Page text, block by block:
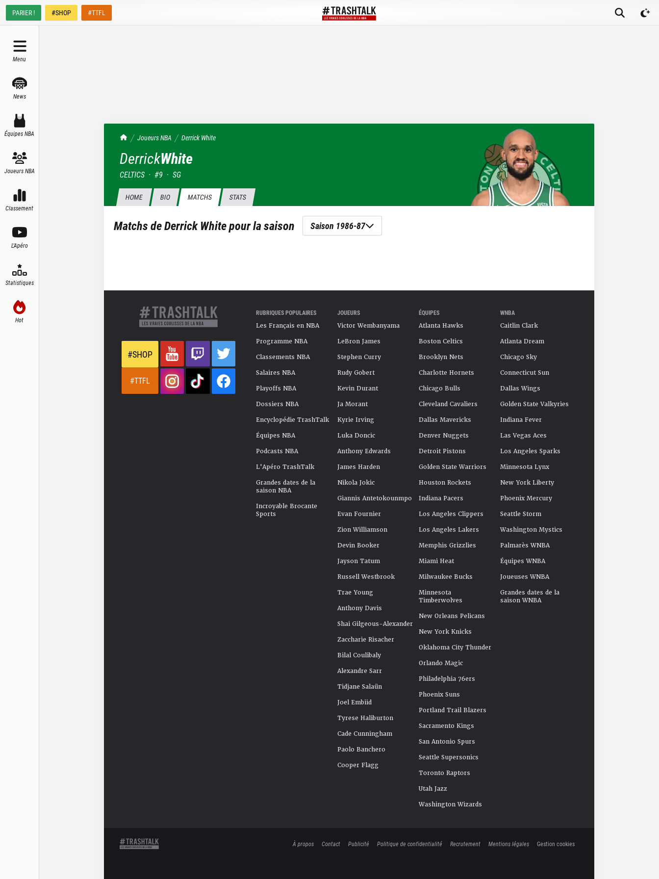
PARIER ! #SHOP #TTFL
Menu
News
Équipes NBA
Joueurs NBA
Classement
L'Apéro
Statistiques
Hot
TrashTalk Actu NBA
Joueurs NBA Derrick White
DerrickWhite
CELTICS · #9 · SG
HOME BIO MATCHS STATS
Matchs deDerrick Whitepour la saison Saison 1986-87
#SHOP
#TTFL
RUBRIQUES POPULAIRES
Les Français en NBA
Programme NBA
Classements NBA
Salaires NBA
Playoffs NBA
Dossiers NBA
Encyclopédie TrashTalk
Équipes NBA
Podcasts NBA
L'Apéro TrashTalk
Grandes dates de la
saison NBA
Incroyable Brocante
Sports
JOUEURS
Victor Wembanyama
LeBron James
Stephen Curry
Rudy Gobert
Kevin Durant
Ja Morant
Kyrie Irving
Luka Doncic
Anthony Edwards
James Harden
Nikola Jokic
Giannis Antetokounmpo
Evan Fournier
Zion Williamson
Devin Booker
Jayson Tatum
Russell Westbrook
Trae Young
Anthony Davis
Shai Gilgeous-Alexander
Zaccharie Risacher
Bilal Coulibaly
Alexandre Sarr
Tidjane Salaün
Joel Embiid
Tyrese Haliburton
Cade Cunningham
Paolo Banchero
Cooper Flagg
ÉQUIPES
Atlanta Hawks
Boston Celtics
Brooklyn Nets
Charlotte Hornets
Chicago Bulls
Cleveland Cavaliers
Dallas Mavericks
Denver Nuggets
Detroit Pistons
Golden State Warriors
Houston Rockets
Indiana Pacers
Los Angeles Clippers
Los Angeles Lakers
Memphis Grizzlies
Miami Heat
Milwaukee Bucks
Minnesota
Timberwolves
New Orleans Pelicans
New York Knicks
Oklahoma City Thunder
Orlando Magic
Philadelphia 76ers
Phoenix Suns
Portland Trail Blazers
Sacramento Kings
San Antonio Spurs
Seattle Supersonics
Toronto Raptors
Utah Jazz
Washington Wizards
WNBA
Caitlin Clark
Atlanta Dream
Chicago Sky
Connecticut Sun
Dallas Wings
Golden State Valkyries
Indiana Fever
Las Vegas Aces
Los Angeles Sparks
Minnesota Lynx
New York Liberty
Phoenix Mercury
Seattle Storm
Washington Mystics
Palmarès WNBA
Équipes WNBA
Joueuses WNBA
Grandes dates de la
saison WNBA
À propos Contact Publicité Politique de confidentialité Recrutement Mentions légales Gestion cookies